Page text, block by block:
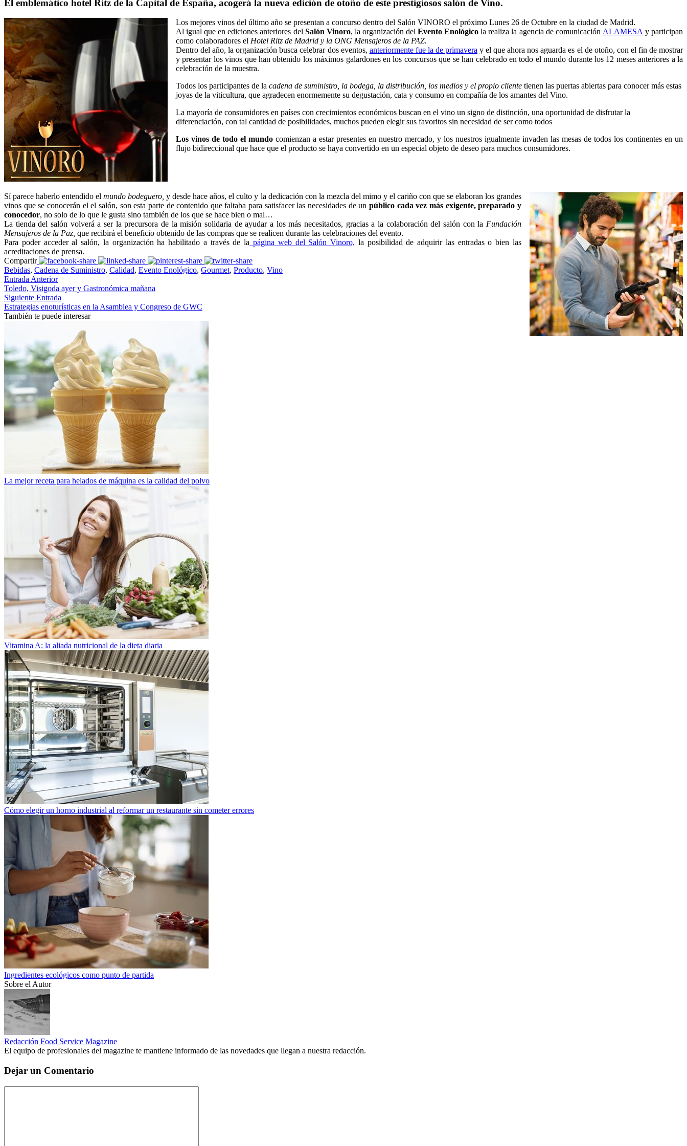
El emblemático hotel Ritz de la Capital de España, acogerá la nueva edición de otoño de este prestigiosos salón de Vino.
Los mejores vinos del último año se presentan a concurso dentro del Salón VINORO el próximo Lunes 26 de Octubre en la ciudad de Madrid.
Al igual que en ediciones anteriores del Salón Vinoro, la organización delEvento Enológico la realiza la agencia de comunicación ALAMESA y participan
como colaboradores el Hotel Ritz de Madrid y la ONG Mensajeros de la PAZ.
Dentro del año, la organización busca celebrar dos eventos, anteriormente fue la de primavera y el que ahora nos aguarda es el de otoño, con el fin de mostrar
y presentar los vinos que han obtenido los máximos galardones en los concursos que se han celebrado en todo el mundo durante los 12 meses anteriores a la
celebración de la muestra.
Todos los participantes de la cadena de suministro, la bodega, la distribución, los medios y el propio cliente tienen las puertas abiertas para conocer más estas
joyas de la viticultura, que agradecen enormemente su degustación, cata y consumo en compañía de los amantes del Vino.
La mayoría de consumidores en países con crecimientos económicos buscan en el vino un signo de distinción, una oportunidad de disfrutar la
diferenciación, con tal cantidad de posibilidades, muchos pueden elegir sus favoritos sin necesidad de ser como todos
Los vinos de todo el mundo comienzan a estar presentes en nuestro mercado, y los nuestros igualmente invaden las mesas de todos los continentes en un
flujo bidireccional que hace que el producto se haya convertido en un especial objeto de deseo para muchos consumidores.
Sí parece haberlo entendido elmundo bodeguero,y desde hace años, el culto y la dedicación con la mezcla del mimo y el cariño con que se elaboran los grandes
vinos que se conocerán el el salón, son esta parte de contenido que faltaba para satisfacer las necesidades de un público cada vez más exigente, preparado y
conocedor, no solo de lo que le gusta sino también de los que se hace bien o mal…
La tienda del salón volverá a ser la precursora de la misión solidaria de ayudar a los más necesitados, gracias a la colaboración del salón con la Fundación
Mensajeros de la Paz, que recibirá el beneficio obtenido de las compras que se realicen durante las celebraciones del evento.
Para poder acceder al salón, la organización ha habilitado a través de la página web del Salón Vinoro, la posibilidad de adquirir las entradas o bien las
acreditaciones de prensa.
Compartir
Bebidas, Cadena de Suministro, Calidad, Evento Enológico, Gourmet, Producto, Vino
Entrada Anterior
Toledo, Visigoda ayer y Gastronómica mañana
Siguiente Entrada
Estrategias enoturísticas en la Asamblea y Congreso de GWC
También te puede interesar
La mejor receta para helados de máquina es la calidad del polvo
Vitamina A: la aliada nutricional de la dieta diaria
Cómo elegir un horno industrial al reformar un restaurante sin cometer errores
Ingredientes ecológicos como punto de partida
Sobre el Autor
Redacción Food Service Magazine
El equipo de profesionales del magazine te mantiene informado de las novedades que llegan a nuestra redacción.
Dejar un Comentario